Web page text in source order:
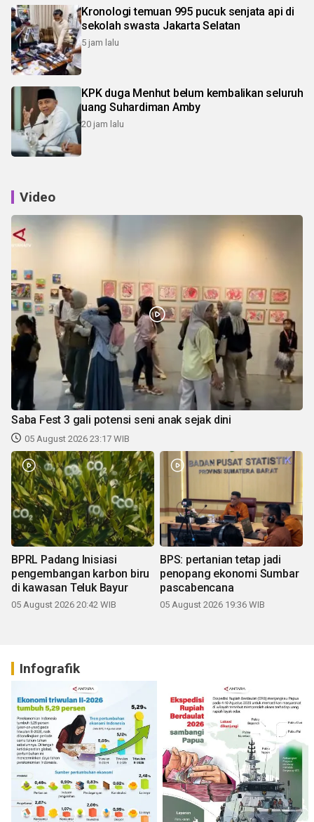
Kronologi temuan 995 pucuk senjata api di
sekolah swasta Jakarta Selatan
5 jam lalu
KPK duga Menhut belum kembalikan seluruh
uang Suhardiman Amby
20 jam lalu
Video
Saba Fest 3 gali potensi seni anak sejak dini
05 August 2026 23:17 WIB
BPRL Padang Inisiasi
pengembangan karbon biru
di kawasan Teluk Bayur
05 August 2026 20:42 WIB
BPS: pertanian tetap jadi
penopang ekonomi Sumbar
pascabencana
05 August 2026 19:36 WIB
Infografik